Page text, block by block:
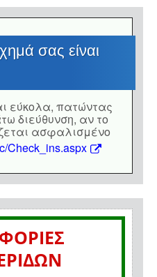
σας είναι
εύκολα, πατώντας
διεύθυνση, αν το
ασφαλισμένο
Check_ins.aspx